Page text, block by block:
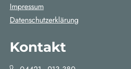
Impressum
Datenschutzerklärung
Kontakt